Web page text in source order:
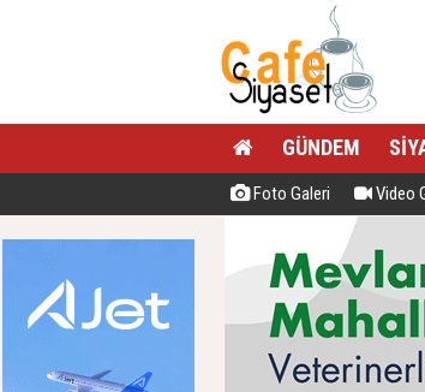
GÜNDEM
Foto Galeri Video